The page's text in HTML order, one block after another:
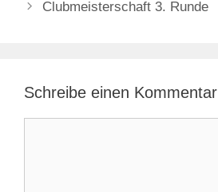
Clubmeisterschaft 3. Runde
Schreibe einen Kommentar